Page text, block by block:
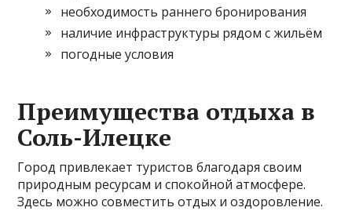
необходимость раннего бронирования
наличие инфраструктуры рядом с жильём
погодные условия
Преимущества отдыха в
Соль-Илецке
Город привлекает туристов благодаря своим
природным ресурсам и спокойной атмосфере.
Здесь можно совместить отдых и оздоровление.